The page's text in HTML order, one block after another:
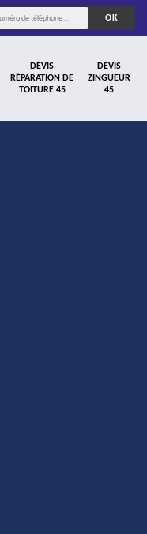
DEVIS
RÉPARATION DE
TOITURE 45
DEVIS
ZINGUEUR
45